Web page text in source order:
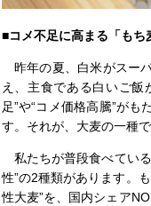
■コメ不足に高まる「もち
昨年の夏、白米がスー
え、主食である白いご
足”や“コメ価格高騰”が
す。それが、大麦の一種
私たちが普段食べている
性”の2種類があります。
性大麦”を、国内シェア